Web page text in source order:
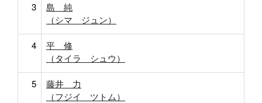
3
島 純
（シマ ジュン）
4
平 修
（タイラ シュウ）
5
藤井 力
（フジイ ツトム）